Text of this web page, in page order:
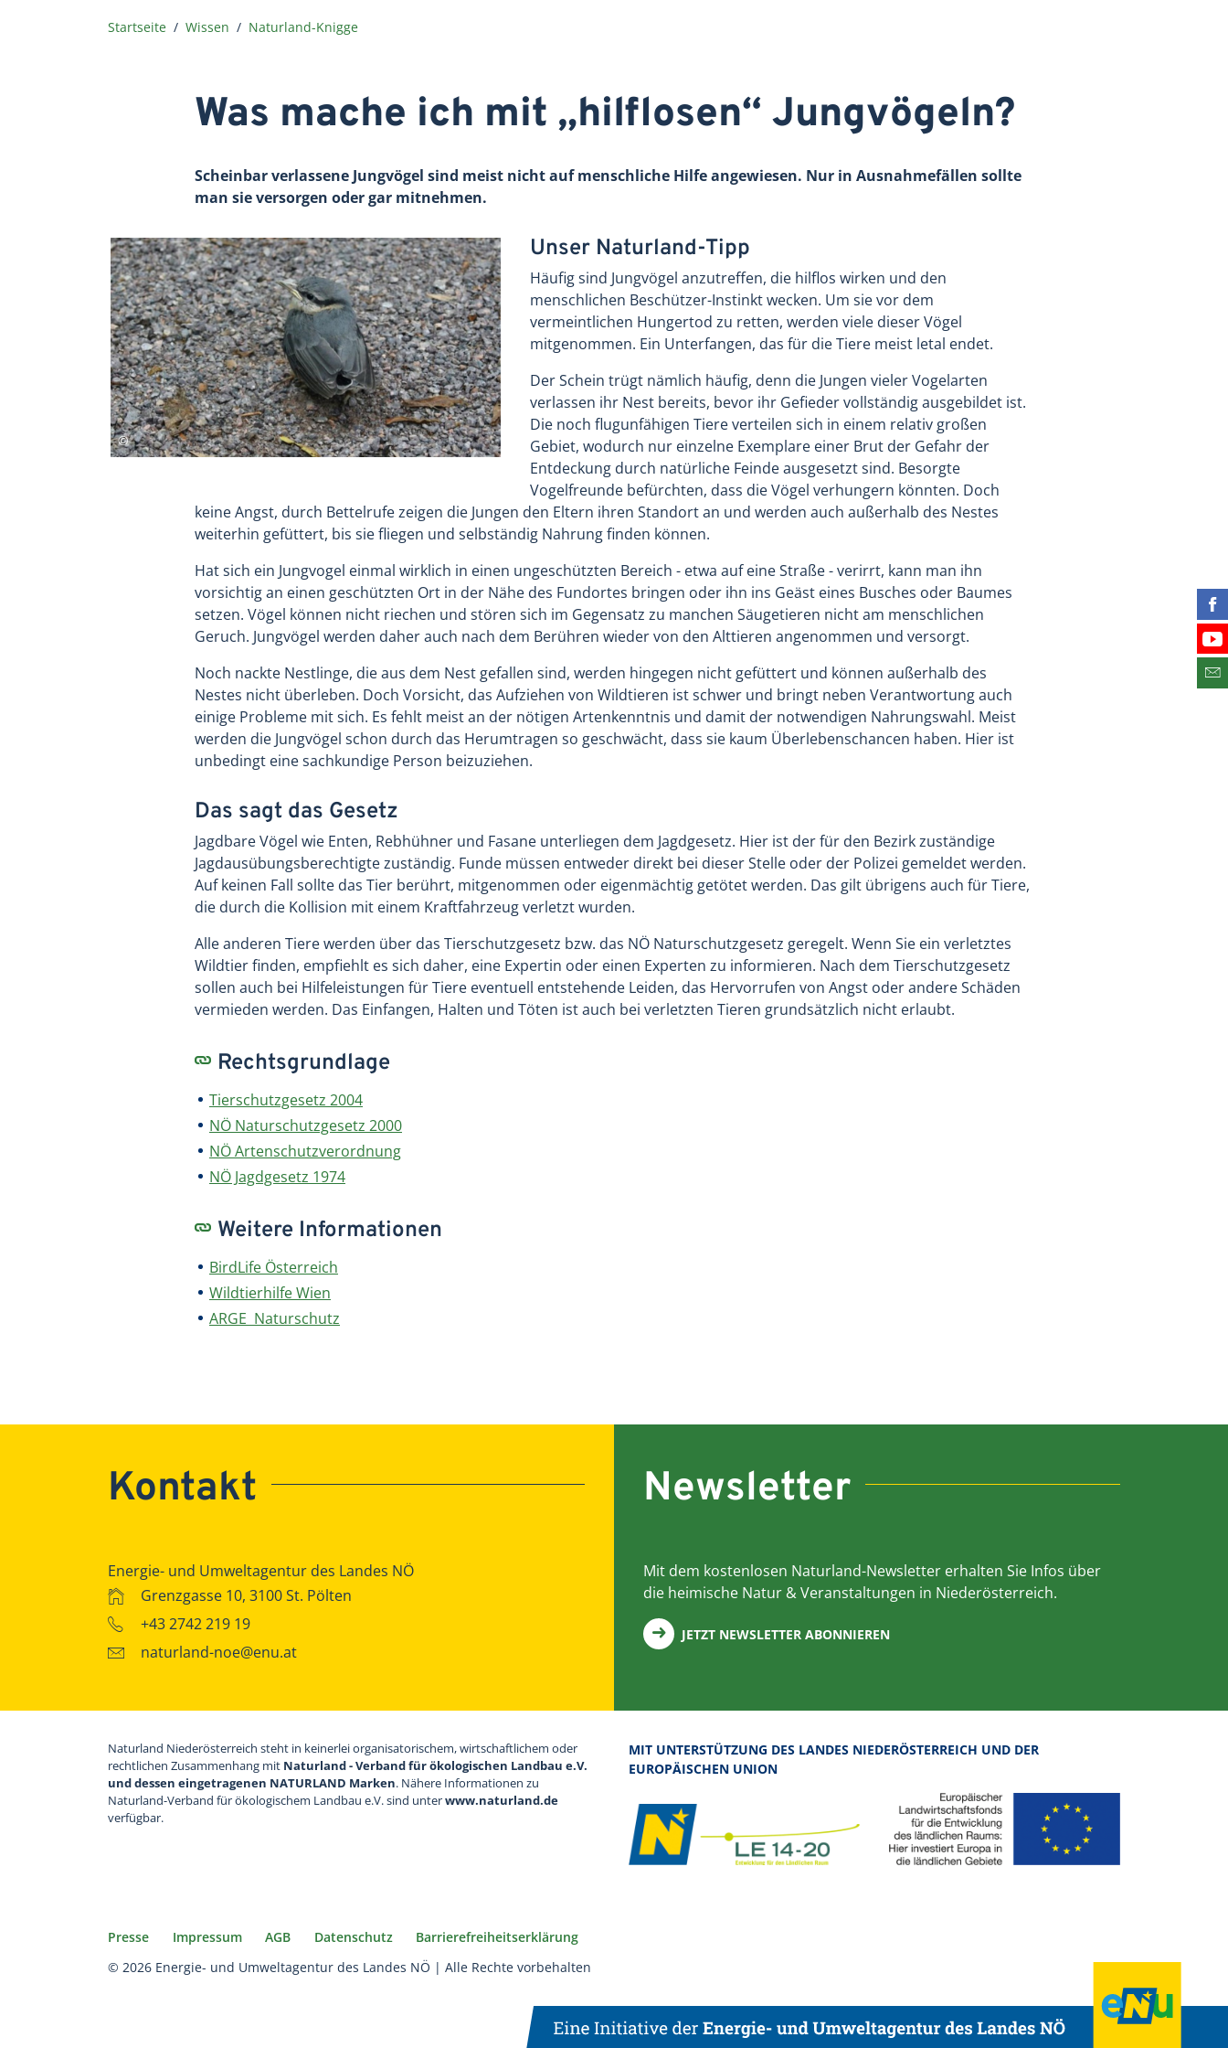
Startseite Wissen Naturland-Knigge
Was mache ich mit „hilflosen“ Jungvögeln?
Scheinbar verlassene Jungvögel sind meist nicht auf menschliche Hilfe angewiesen. Nur in Ausnahmefällen sollte
man sie versorgen oder gar mitnehmen.
Unser Naturland-Tipp
Häufig sind Jungvögel anzutreffen, die hilflos wirken und den
menschlichen Beschützer-Instinkt wecken. Um sie vor dem
vermeintlichen Hungertod zu retten, werden viele dieser Vögel
mitgenommen. Ein Unterfangen, das für die Tiere meist letal endet.
Der Schein trügt nämlich häufig, denn die Jungen vieler Vogelarten
verlassen ihr Nest bereits, bevor ihr Gefieder vollständig ausgebildet ist.
Die noch flugunfähigen Tiere verteilen sich in einem relativ großen
Gebiet, wodurch nur einzelne Exemplare einer Brut der Gefahr der
Entdeckung durch natürliche Feinde ausgesetzt sind. Besorgte
Vogelfreunde befürchten, dass die Vögel verhungern könnten. Doch
keine Angst, durch Bettelrufe zeigen die Jungen den Eltern ihren Standort an und werden auch außerhalb des Nestes
weiterhin gefüttert, bis sie fliegen und selbständig Nahrung finden können.
Hat sich ein Jungvogel einmal wirklich in einen ungeschützten Bereich - etwa auf eine Straße - verirrt, kann man ihn
vorsichtig an einen geschützten Ort in der Nähe des Fundortes bringen oder ihn ins Geäst eines Busches oder Baumes
setzen. Vögel können nicht riechen und stören sich im Gegensatz zu manchen Säugetieren nicht am menschlichen
Geruch. Jungvögel werden daher auch nach dem Berühren wieder von den Alttieren angenommen und versorgt.
Noch nackte Nestlinge, die aus dem Nest gefallen sind, werden hingegen nicht gefüttert und können außerhalb des
Nestes nicht überleben. Doch Vorsicht, das Aufziehen von Wildtieren ist schwer und bringt neben Verantwortung auch
einige Probleme mit sich. Es fehlt meist an der nötigen Artenkenntnis und damit der notwendigen Nahrungswahl. Meist
werden die Jungvögel schon durch das Herumtragen so geschwächt, dass sie kaum Überlebenschancen haben. Hier ist
unbedingt eine sachkundige Person beizuziehen.
Das sagt das Gesetz
Jagdbare Vögel wie Enten, Rebhühner und Fasane unterliegen dem Jagdgesetz. Hier ist der für den Bezirk zuständige
Jagdausübungsberechtigte zuständig. Funde müssen entweder direkt bei dieser Stelle oder der Polizei gemeldet werden.
Auf keinen Fall sollte das Tier berührt, mitgenommen oder eigenmächtig getötet werden. Das gilt übrigens auch für Tiere,
die durch die Kollision mit einem Kraftfahrzeug verletzt wurden.
Alle anderen Tiere werden über das Tierschutzgesetz bzw. das NÖ Naturschutzgesetz geregelt. Wenn Sie ein verletztes
Wildtier finden, empfiehlt es sich daher, eine Expertin oder einen Experten zu informieren. Nach dem Tierschutzgesetz
sollen auch bei Hilfeleistungen für Tiere eventuell entstehende Leiden, das Hervorrufen von Angst oder andere Schäden
vermieden werden. Das Einfangen, Halten und Töten ist auch bei verletzten Tieren grundsätzlich nicht erlaubt.
Rechtsgrundlage
Tierschutzgesetz 2004
NÖ Naturschutzgesetz 2000
NÖ Artenschutzverordnung
NÖ Jagdgesetz 1974
Weitere Informationen
BirdLife Österreich
Wildtierhilfe Wien
ARGE Naturschutz
Newsletter
Mit dem kostenlosen Naturland-Newsletter erhalten Sie Infos über
die heimische Natur & Veranstaltungen in Niederösterreich.
JETZT NEWSLETTER ABONNIEREN
Kontakt
Energie- und Umweltagentur des Landes NÖ
Grenzgasse 10, 3100 St. Pölten
+43 2742 219 19
naturland-noe@enu.at
Naturland Niederösterreich steht in keinerlei organisatorischem, wirtschaftlichem oder
rechtlichen Zusammenhang mit Naturland - Verband für ökologischen Landbau e.V.
und dessen eingetragenen NATURLAND Marken. Nähere Informationen zu
Naturland-Verband für ökologischem Landbau e.V. sind unterwww.naturland.de
verfügbar.
MIT UNTERSTÜTZUNG DES LANDES NIEDERÖSTERREICH UND DER
EUROPÄISCHEN UNION
Presse Impressum AGB Datenschutz
Barrierefreiheitserklärung
© 2026 Energie- und Umweltagentur des Landes NÖ | Alle Rechte vorbehalten